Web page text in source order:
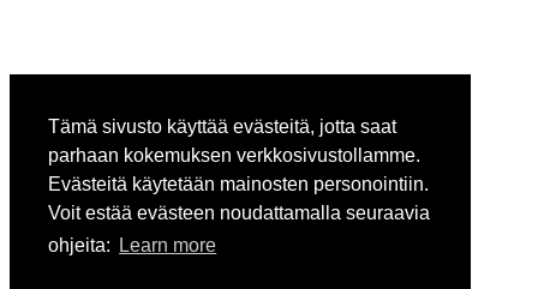
Tämä sivusto käyttää evästeitä, jotta saat
parhaan kokemuksen verkkosivustollamme.
Evästeitä käytetään mainosten personointiin.
Voit estää evästeen noudattamalla seuraavia
ohjeita:
Learn more